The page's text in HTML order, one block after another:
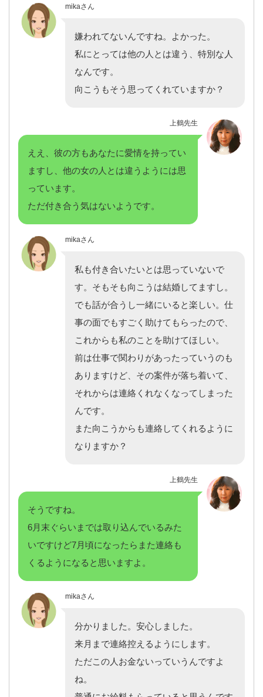
mikaさん
嫌われてないんですね。よかった。
私にとっては他の人とは違う、特別な人
なんです。
向こうもそう思ってくれていますか？
上鶴先生
ええ、彼の方もあなたに愛情を持ってい
ますし、他の女の人とは違うようには思
っています。
ただ付き合う気はないようです。
mikaさん
私も付き合いたいとは思っていないで
す。そもそも向こうは結婚してますし。
でも話が合うし一緒にいると楽しい。仕
事の面でもすごく助けてもらったので、
これからも私のことを助けてほしい。
前は仕事で関わりがあったっていうのも
ありますけど、その案件が落ち着いて、
それからは連絡くれなくなってしまった
んです。
また向こうからも連絡してくれるように
なりますか？
上鶴先生
そうですね。
6月末ぐらいまでは取り込んでいるみた
いですけど7月頃になったらまた連絡も
くるようになると思いますよ。
mikaさん
分かりました。安心しました。
来月まで連絡控えるようにします。
ただこの人お金ないっていうんですよ
ね。